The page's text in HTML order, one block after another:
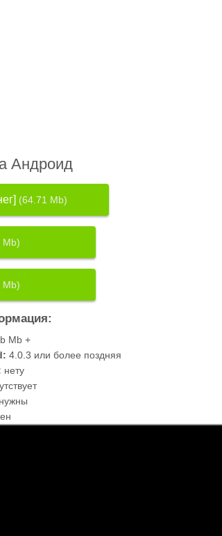
Андроид
(64.71 Mb)
Mb)
Mb)
Mb +
4.0.3 или более поздняя
нету